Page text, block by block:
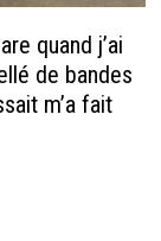
quand j’ai
de bandes
m’a fait